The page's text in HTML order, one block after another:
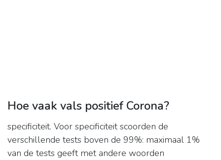
Hoe vaak vals positief Corona?
specificiteit. Voor specificiteit scoorden de
verschillende tests boven de 99%: maximaal 1%
van de tests geeft met andere woorden